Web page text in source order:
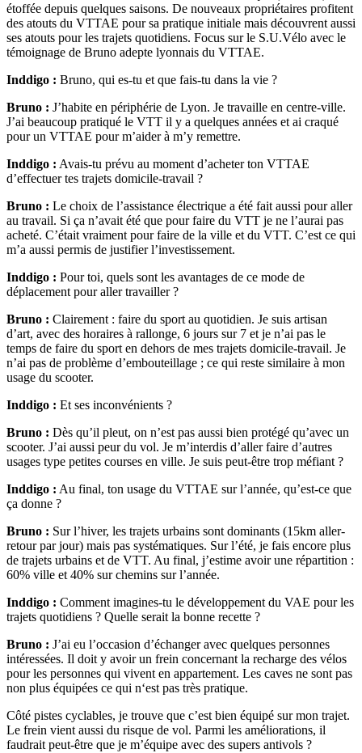
étoffée depuis quelques saisons. De nouveaux propriétaires profitent
des atouts du VTTAE pour sa pratique initiale mais découvrent aussi
ses atouts pour les trajets quotidiens. Focus sur le S.U.Vélo avec le
témoignage de Bruno adepte lyonnais du VTTAE.
Inddigo : Bruno, qui es-tu et que fais-tu dans la vie ?
Bruno : J’habite en périphérie de Lyon. Je travaille en centre-ville.
J’ai beaucoup pratiqué le VTT il y a quelques années et ai craqué
pour un VTTAE pour m’aider à m’y remettre.
Inddigo : Avais-tu prévu au moment d’acheter ton VTTAE
d’effectuer tes trajets domicile-travail ?
Bruno : Le choix de l’assistance électrique a été fait aussi pour aller
au travail. Si ça n’avait été que pour faire du VTT je ne l’aurai pas
acheté. C’était vraiment pour faire de la ville et du VTT. C’est ce qui
m’a aussi permis de justifier l’investissement.
Inddigo : Pour toi, quels sont les avantages de ce mode de
déplacement pour aller travailler ?
Bruno : Clairement : faire du sport au quotidien. Je suis artisan
d’art, avec des horaires à rallonge, 6 jours sur 7 et je n’ai pas le
temps de faire du sport en dehors de mes trajets domicile-travail. Je
n’ai pas de problème d’embouteillage ; ce qui reste similaire à mon
usage du scooter.
Inddigo : Et ses inconvénients ?
Bruno : Dès qu’il pleut, on n’est pas aussi bien protégé qu’avec un
scooter. J’ai aussi peur du vol. Je m’interdis d’aller faire d’autres
usages type petites courses en ville. Je suis peut-être trop méfiant ?
Inddigo : Au final, ton usage du VTTAE sur l’année, qu’est-ce que
ça donne ?
Bruno : Sur l’hiver, les trajets urbains sont dominants (15km aller-
retour par jour) mais pas systématiques. Sur l’été, je fais encore plus
de trajets urbains et de VTT. Au final, j’estime avoir une répartition :
60% ville et 40% sur chemins sur l’année.
Inddigo : Comment imagines-tu le développement du VAE pour les
trajets quotidiens ? Quelle serait la bonne recette ?
Bruno : J’ai eu l’occasion d’échanger avec quelques personnes
intéressées. Il doit y avoir un frein concernant la recharge des vélos
pour les personnes qui vivent en appartement. Les caves ne sont pas
non plus équipées ce qui n‘est pas très pratique.
Côté pistes cyclables, je trouve que c’est bien équipé sur mon trajet.
Le frein vient aussi du risque de vol. Parmi les améliorations, il
faudrait peut-être que je m’équipe avec des supers antivols ?